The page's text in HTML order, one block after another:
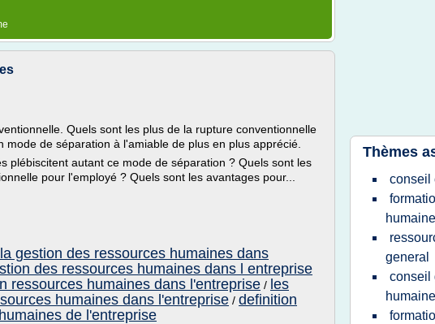
Quels sont les plus de la rupture conventionnelle
mode de séparation à l'amiable de plus en plus apprécié.
plébiscitent autant ce mode de séparation ? Quels sont les
pour l'employé ? Quels sont les avantages pour...
gestion des ressources humaines dans
des ressources humaines dans l entreprise
ressources humaines dans l'entreprise / les
humaines dans l'entreprise / definition
de l'entreprise
Thèmes
conseil
general
conseil